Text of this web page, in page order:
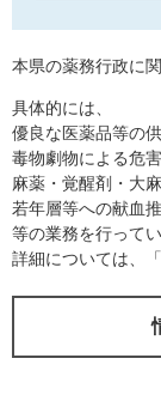
本県の薬務行政に
具体的には、
優良な医薬品等の
毒物劇物による危
麻薬・覚醒剤・大
若年層等への献血
等の業務を行ってい
詳細については、